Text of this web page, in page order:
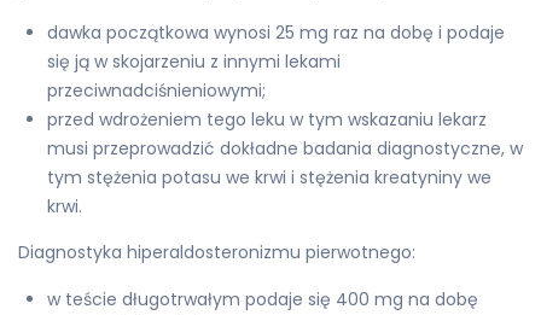
dawka początkowa wynosi 25 mg raz na dobę i podaje
się ją w skojarzeniu z innymi lekami
przeciwnadciśnieniowymi;
przed wdrożeniem tego leku w tym wskazaniu lekarz
musi przeprowadzić dokładne badania diagnostyczne, w
tym stężenia potasu we krwi i stężenia kreatyniny we
krwi.
Diagnostyka hiperaldosteronizmu pierwotnego:
w teście długotrwałym podaje się 400 mg na dobę